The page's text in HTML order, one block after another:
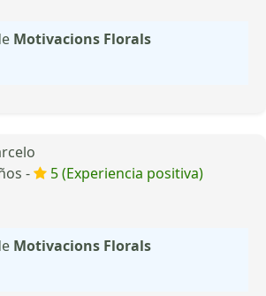
Motivacions Florals
-
5 (Experiencia positiva)
Motivacions Florals